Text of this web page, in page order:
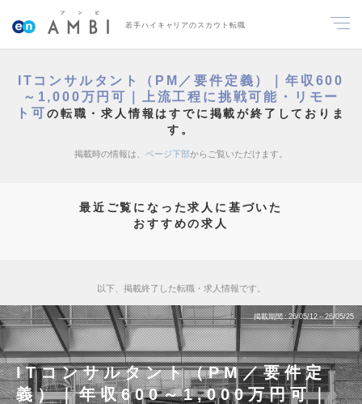
若手ハイキャリアのスカウト転職
ITコンサルタント（PM／要件定義）｜年収600
～1,000万円可｜上流工程に挑戦可能・リモー
ト可の転職・求人情報はすでに掲載が終了しておりま
す。
掲載時の情報は、 ページ下部からご覧いただけます。
最近ご覧になった求人に基づいた
おすすめの求人
以下、掲載終了した転職・求人情報です。
掲載期間 26/05/12～26/05/25
ITコンサルタント（PM／要件定
義）｜年収600～1,000万円可｜